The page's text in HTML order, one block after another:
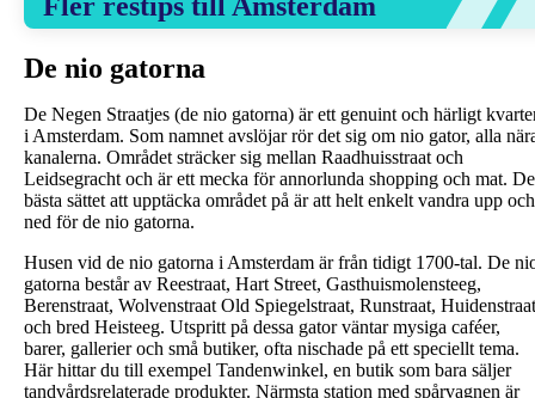
Fler restips till Amsterdam
De nio gatorna
De Negen Straatjes (de nio gatorna) är ett genuint och härligt
i Amsterdam. Som namnet avslöjar rör det sig om nio gator, alla
kanalerna. Området sträcker sig mellan Raadhuisstraat och
Leidsegracht och är ett mecka för annorlunda shopping och mat.
bästa sättet att upptäcka området på är att helt enkelt vandra upp och
ned för de nio gatorna.
Husen vid de nio gatorna i Amsterdam är från tidigt 1700-tal. De
gatorna består av Reestraat, Hart Street, Gasthuismolensteeg,
Berenstraat, Wolvenstraat Old Spiegelstraat, Runstraat, Huidenstraat
och bred Heisteeg. Utspritt på dessa gator väntar mysiga caféer,
barer, gallerier och små butiker, ofta nischade på ett speciellt tema.
Här hittar du till exempel Tandenwinkel, en butik som bara säljer
tandvårdsrelaterade produkter. Närmsta station med spårvagnen är